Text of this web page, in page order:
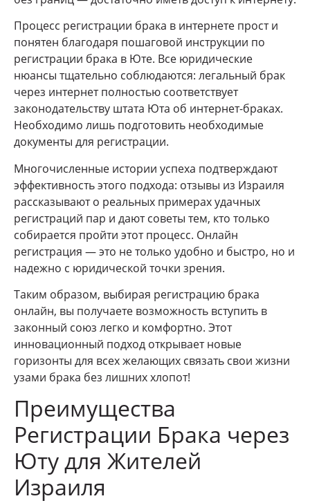
Процесс регистрации брака в интернете прост и
понятен благодаря пошаговой инструкции по
регистрации брака в Юте. Все юридические
нюансы тщательно соблюдаются: легальный брак
через интернет полностью соответствует
законодательству штата Юта об интернет-браках.
Необходимо лишь подготовить необходимые
документы для регистрации.
Многочисленные истории успеха подтверждают
эффективность этого подхода: отзывы из Израиля
рассказывают о реальных примерах удачных
регистраций пар и дают советы тем, кто только
собирается пройти этот процесс. Онлайн
регистрация — это не только удобно и быстро, но и
надежно с юридической точки зрения.
Таким образом, выбирая регистрацию брака
онлайн, вы получаете возможность вступить в
законный союз легко и комфортно. Этот
инновационный подход открывает новые
горизонты для всех желающих связать свои жизни
узами брака без лишних хлопот!
Преимущества
Регистрации Брака через
Юту для Жителей
Израиля